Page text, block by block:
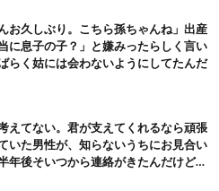
コ舐めまわしたい女の子ｗｗｗｗｗ
お久しぶり。こちら孫ちゃんね」出産
に息子の子？」と嫌みったらしく言い
らく姑には会わないようにしてたんだ
えてない。君が支えてくれるなら頑張
いた男性が、知らないうちにお見合い
年後そいつから連絡がきたんだけど…